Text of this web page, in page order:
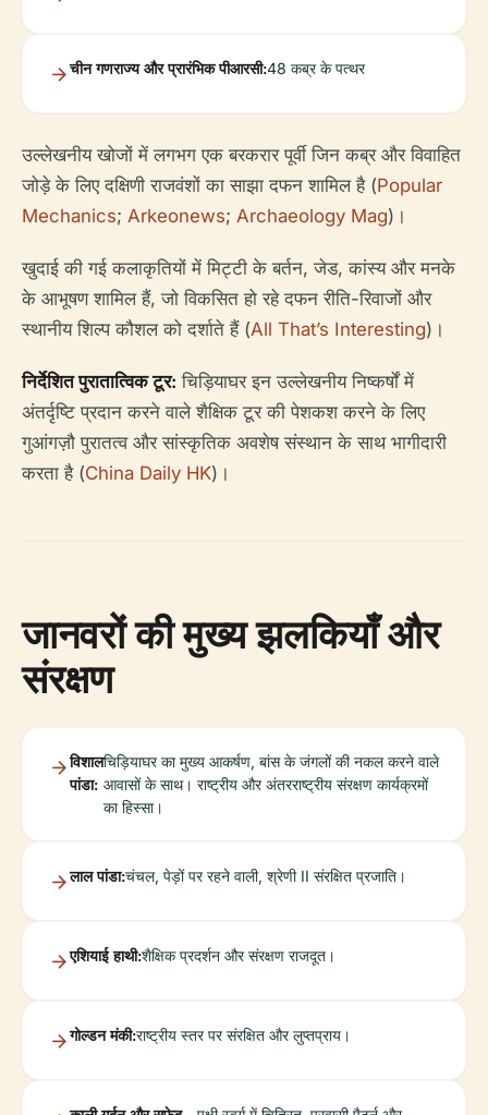
चीन गणराज्य और प्रारंभिक पीआरसी:48 कब्र के पत्थर
उल्लेखनीय खोजों में लगभग एक बरकरार पूर्वी जिन कब्र और विवाहित
जोड़े के लिए दक्षिणी राजवंशों का साझा दफन शामिल है (Popular
Mechanics; Arkeonews; Archaeology Mag)।
खुदाई की गई कलाकृतियों में मिट्टी के बर्तन, जेड, कांस्य और मनके
के आभूषण शामिल हैं, जो विकसित हो रहे दफन रीति-रिवाजों और
स्थानीय शिल्प कौशल को दर्शाते हैं (All That’s Interesting)।
निर्देशित पुरातात्विक टूर: चिड़ियाघर इन उल्लेखनीय निष्कर्षों में
अंतर्दृष्टि प्रदान करने वाले शैक्षिक टूर की पेशकश करने के लिए
गुआंगज़ौ पुरातत्व और सांस्कृतिक अवशेष संस्थान के साथ भागीदारी
करता है (China Daily HK)।
जानवरों की मुख्य झलकियाँ और
संरक्षण
विशाल
पांडा:
चिड़ियाघर का मुख्य आकर्षण, बांस के जंगलों की नकल करने वाले
आवासों के साथ। राष्ट्रीय और अंतरराष्ट्रीय संरक्षण कार्यक्रमों
का हिस्सा।
लाल पांडा:चंचल, पेड़ों पर रहने वाली, श्रेणी II संरक्षित प्रजाति।
एशियाई हाथी:शैक्षिक प्रदर्शन और संरक्षण राजदूत।
गोल्डन मंकी:राष्ट्रीय स्तर पर संरक्षित और लुप्तप्राय।